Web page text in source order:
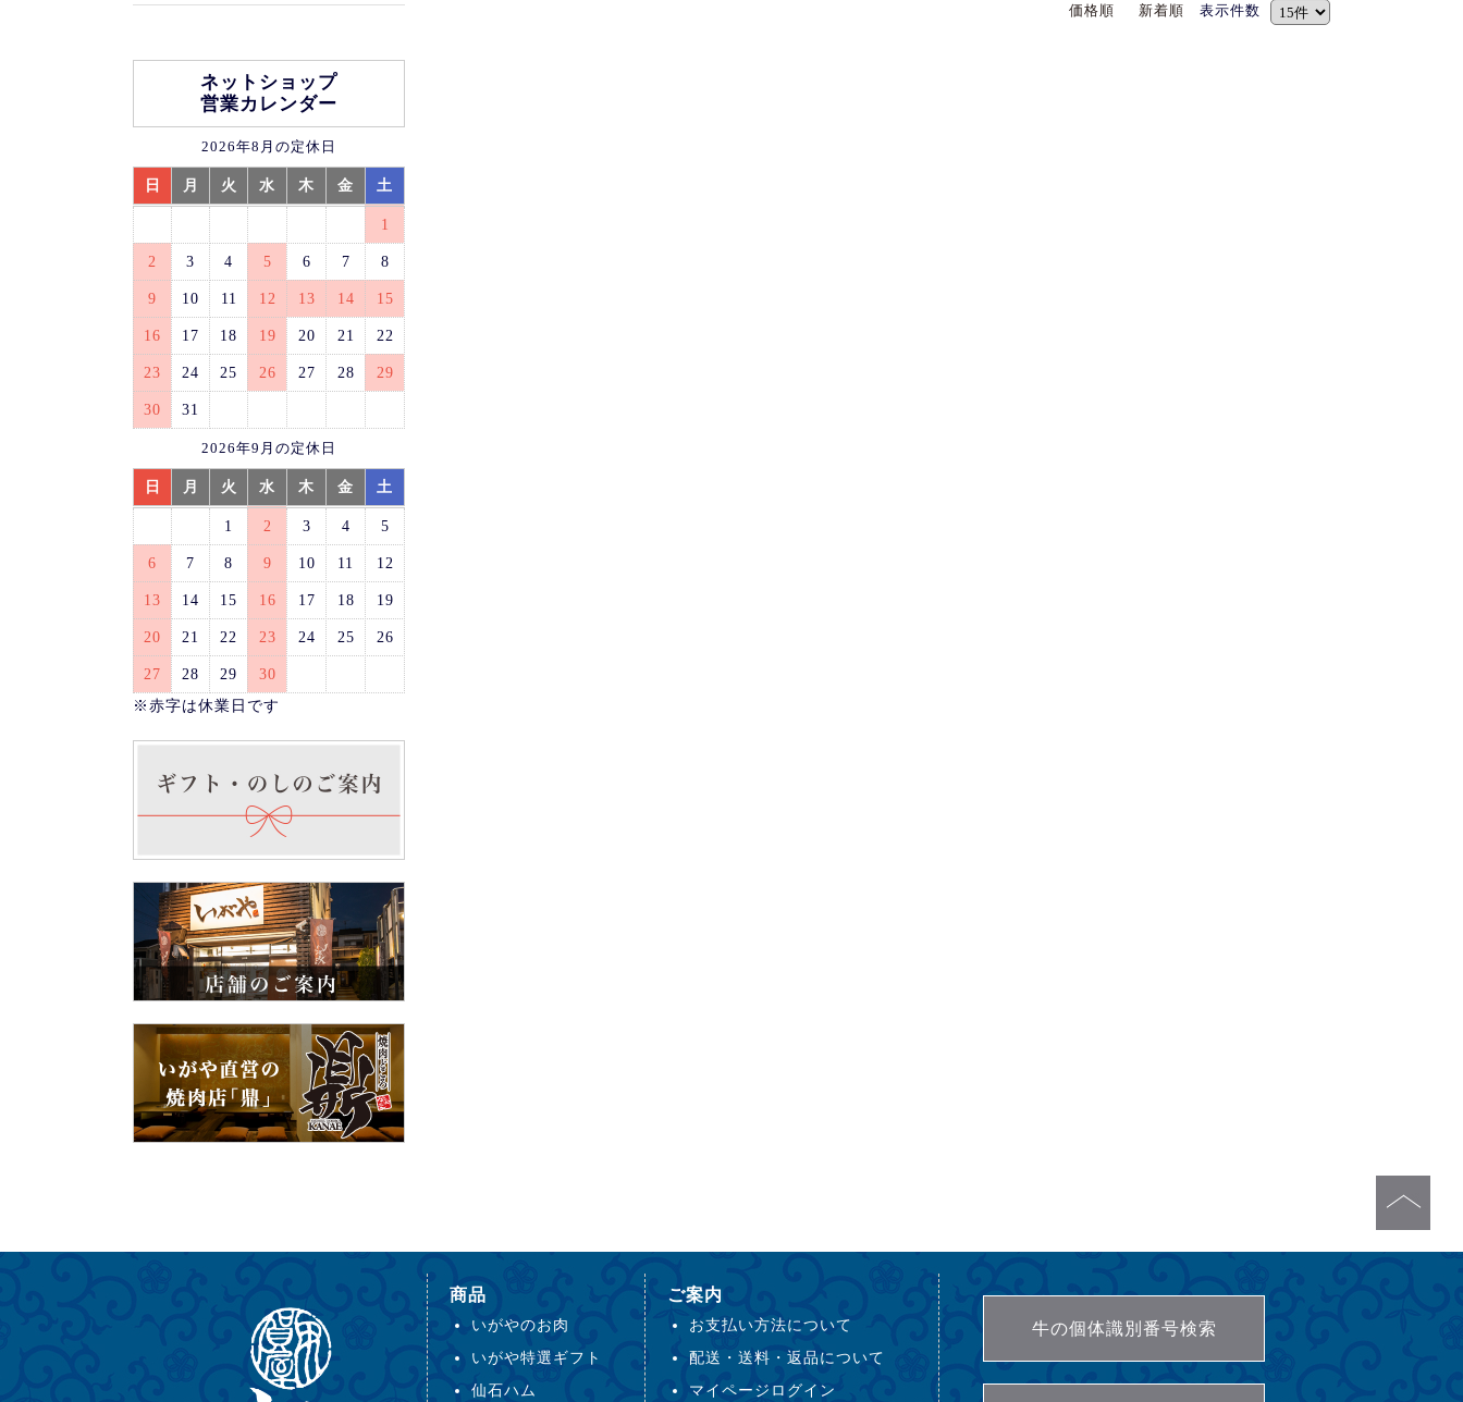
価格順 新着順 表示件数
ネットショップ
営業カレンダー
2026年8月の定休日
日 月 火 水 木 金 土
1
2 3 4 5 6 7 8
9 10 11 12 13 14 15
16 17 18 19 20 21 22
23 24 25 26 27 28 29
30 31
2026年9月の定休日
日 月 火 水 木 金 土
1 2 3 4 5
6 7 8 9 10 11 12
13 14 15 16 17 18 19
20 21 22 23 24 25 26
27 28 29
30
※赤字は休業日です
商品
いがやのお肉
いがや特選ギフト
仙石ハム
ご案内
お支払い方法について
配送・送料・返品について
マイページログイン
牛の個体識別番号検索